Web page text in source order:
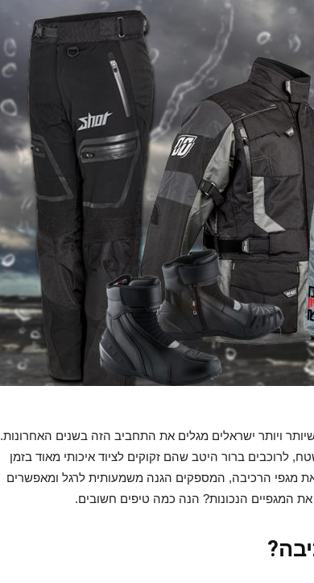
ויותר ישראלים מגלים את התחביב הזה בשנים האחרונות.
לרוכבים ברור היטב שהם זקוקים לציוד איכותי מאוד בזמן
מגפי הרכיבה, המספקים הגנה משמעותית לרגל ומאפשרים
המגפיים הנכונות? הנה כמה טיפים חשובים.